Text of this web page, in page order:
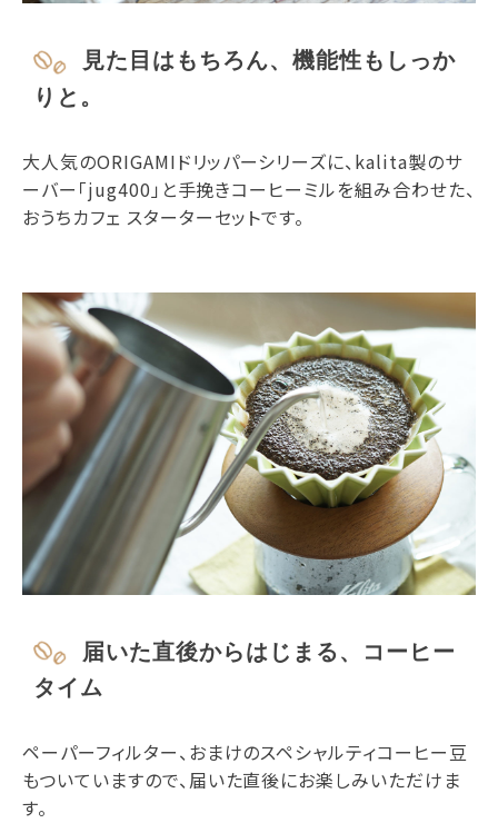
見た目はもちろん、機能性もしっか
りと。
大人気のORIGAMIドリッパーシリーズに、kalita製のサ
ーバー「jug400」と手挽きコーヒーミルを組み合わせた、
おうちカフェ スターターセットです。
届いた直後からはじまる、コーヒー
タイム
ペーパーフィルター、おまけのスペシャルティコーヒー豆
もついていますので、届いた直後にお楽しみいただけま
す。